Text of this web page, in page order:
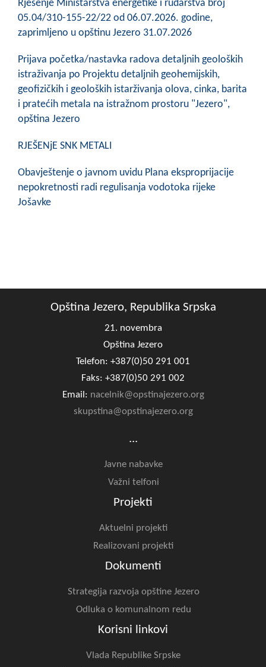
Rješenje Ministarstva energetike i rudarstva broj
05.04/310-155-22/22 od 06.07.2026. godine,
zaprimljeno u opštinu Jezero 31.07.2026
Prijava početka/nastavka radova detaljnih geoloških
istraživanja po Projektu detaljnih geohemijskih,
geofizičkih i geoloških istarživanja olova, cinka, barita
i pratećih metala na istražnom prostoru "Jezero",
opština Jezero
RJEŠENjE SNK METALI
Obavještenje o javnom uvidu Plana eksproprijacije
nepokretnosti radi regulisanja vodotoka rijeke
Jošavke
Opština Jezero, Republika Srpska
21. novembra
Opština Jezero
Telefon: +387(0)50 291 001
Faks: +387(0)50 291 002
Email: nacelnik@opstinajezero.org
skupstina@opstinajezero.org
...
Javne nabavke
Važni telfoni
Projekti
Aktuelni projekti
Realizovani projekti
Dokumenti
Strategija razvoja opštine Jezero
Odluka o komunalnom redu
Korisni linkovi
Vlada Republike Srpske